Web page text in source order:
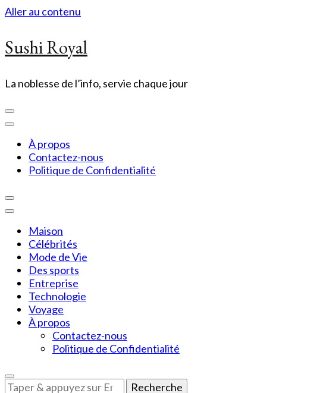
Aller au contenu
Sushi Royal
La noblesse de l’info, servie chaque jour
À propos
Contactez-nous
Politique de Confidentialité
Maison
Célébrités
Mode de Vie
Des sports
Entreprise
Technologie
Voyage
À propos
Contactez-nous
Politique de Confidentialité
Vous